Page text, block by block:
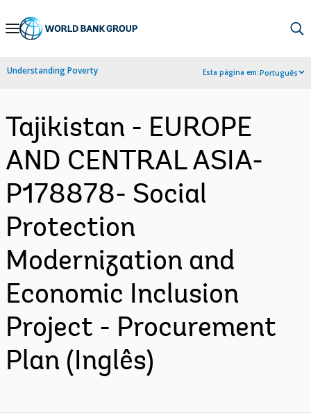
Skip
Navigation
Understanding Poverty Esta página em:Português
Tajikistan - EUROPE
AND CENTRAL ASIA-
P178878- Social
Protection
Modernization and
Economic Inclusion
Project - Procurement
Plan (Inglês)